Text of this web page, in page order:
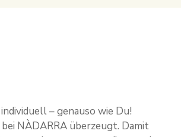
– genauso wie Du!
NÀDARRA überzeugt. Damit